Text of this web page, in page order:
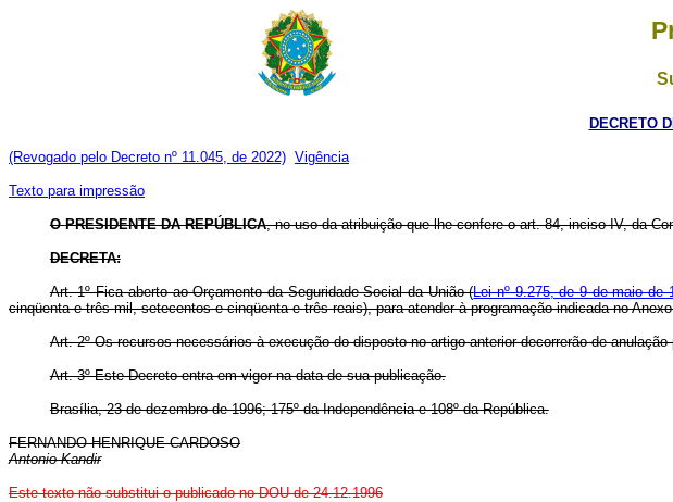
DECRETO
(Revogado pelo Decreto nº 11.045, de 2022) Vigência
Texto para impressão
O PRESIDENTE DA REPÚBLICA, no uso da atribuição que lhe confere o art. 84, inciso IV, da
DECRETA:
Art. 1º Fica aberto ao Orçamento da Seguridade Social da União (Lei nº 9.275, de 9 de maio de
cinqüenta e três mil, setecentos e cinqüenta e três reais), para atender à programação indicada no
Art. 2º Os recursos necessários à execução do disposto no artigo anterior decorrerão de
Art. 3º Este Decreto entra em vigor na data de sua publicação.
Brasília, 23 de dezembro de 1996; 175º da Independência e 108º da República.
FERNANDO HENRIQUE CARDOSO
Antonio Kandir
Este texto não substitui o publicado no DOU de 24.12.1996